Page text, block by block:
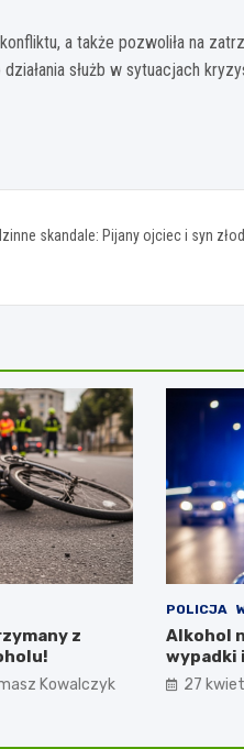
a także pozwoliła na
służb w sytuacjach
skandale: Pijany ojciec i syn
z
Kowalczyk
POLICJA
Alkohol
wypadki
27